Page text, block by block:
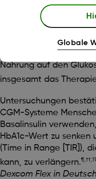
¶,#,8-10
Patienten mit Typ-2-
Nutzung von CGM das
Nahrung auf den
insgesamt das
Untersuchungen
CGM-Systeme
Basalinsulin
HbA1c-Wert zu
(Time in Range [TIR]),
kann, zu verlängern.¶,††,11
Dexcom Flex in
Globale